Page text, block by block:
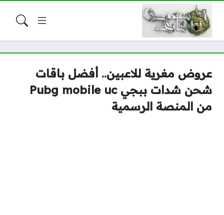
عروض مغرية للاعبين.. أفضل باقات
شحن شدات ببجي Pubg mobile uc
من المنصة الرسمية